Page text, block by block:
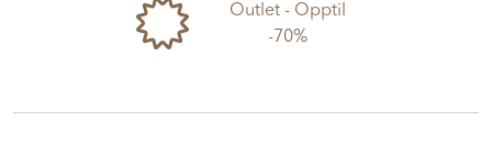
Outlet - Opptil
-70%